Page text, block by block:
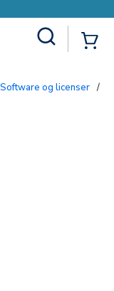
Software og licenser /